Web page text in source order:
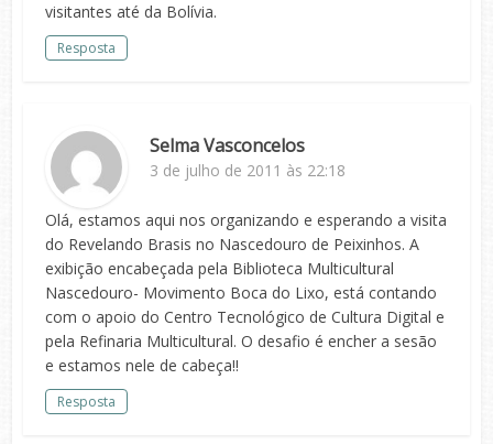
visitantes até da Bolívia.
Resposta
Selma Vasconcelos
3 de julho de 2011 às 22:18
Olá, estamos aqui nos organizando e esperando a visita
do Revelando Brasis no Nascedouro de Peixinhos. A
exibição encabeçada pela Biblioteca Multicultural
Nascedouro- Movimento Boca do Lixo, está contando
com o apoio do Centro Tecnológico de Cultura Digital e
pela Refinaria Multicultural. O desafio é encher a sesão
e estamos nele de cabeça!!
Resposta